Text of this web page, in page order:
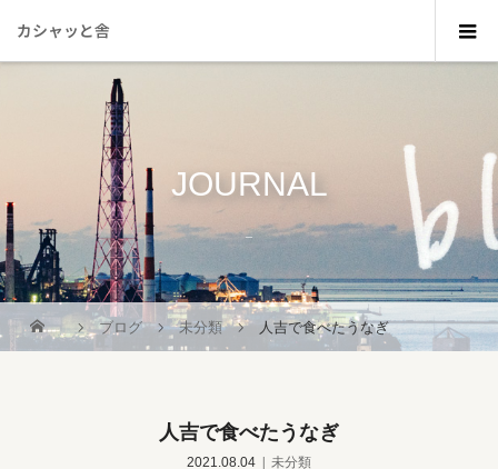
カシャッと舎
JOURNAL
_
ブログ 未分類 人吉で食べたうなぎ
人吉で食べたうなぎ
2021.08.04 未分類